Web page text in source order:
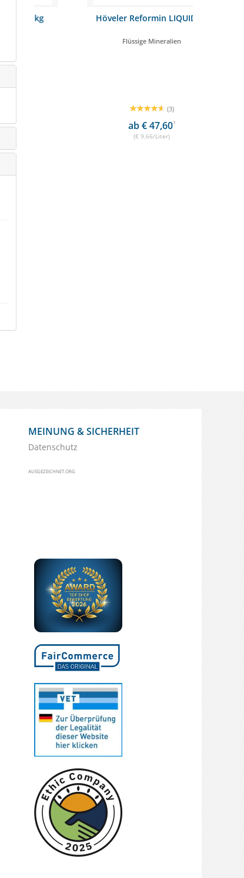
Höveler Reformin LIQUID 5L
Flüssige Mineralien
(3)
ab € 47,601
MEINUNG & SICHERHEIT
Datenschutz
AUSGEZEICHNET.ORG